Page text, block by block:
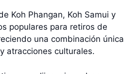
Koh Phangan, Koh Samui y
populares para retiros de
una combinación única
atracciones culturales.